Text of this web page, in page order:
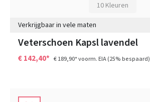
10 Kleuren
Verkrijgbaar in vele maten
Veterschoen Kapsl lavendel
€ 142,40* € 189,90*voorm. EIA(25% bespaard)